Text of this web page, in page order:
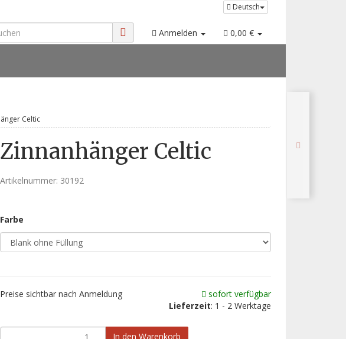
Deutsch
Anmelden 0,00 €
Celtic
Zinnanhänger Celtic
Artikelnummer: 30192
Farbe
Preise sichtbar nach Anmeldung
sofort verfügbar
Lieferzeit: 1 - 2 Werktage
In den Warenkorb